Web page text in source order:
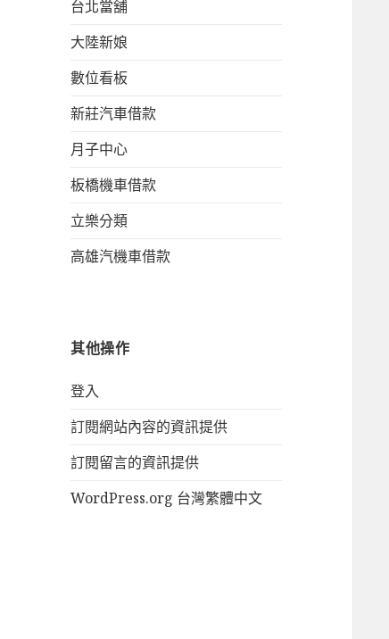
台北當舖
大陸新娘
數位看板
新莊汽車借款
月子中心
板橋機車借款
立樂分類
高雄汽機車借款
其他操作
登入
訂閱網站內容的資訊提供
訂閱留言的資訊提供
WordPress.org 台灣繁體中文